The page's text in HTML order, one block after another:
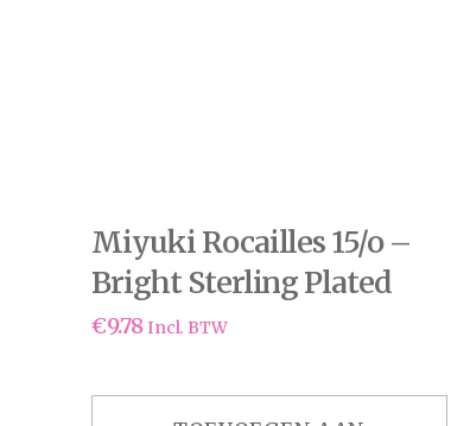
Miyuki Rocailles 15/o –
Bright Sterling Plated
(5gr.)
€9.78 Incl. BTW